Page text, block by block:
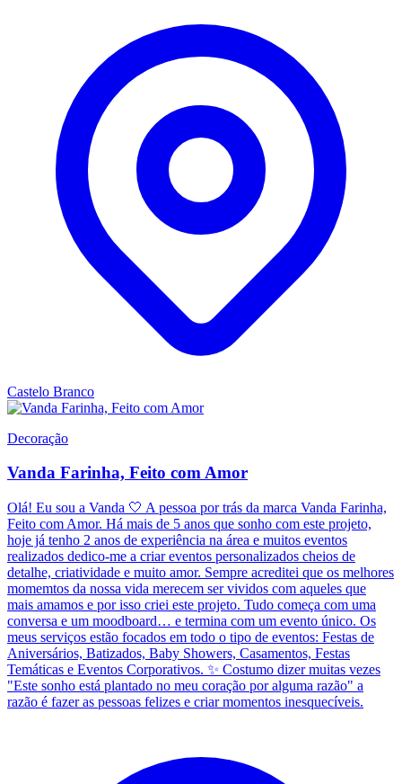
Castelo Branco
Decoração
Vanda Farinha, Feito com Amor
Olá! Eu sou a Vanda 🤍 A pessoa por trás da marca Vanda Farinha,
Feito com Amor. Há mais de 5 anos que sonho com este projeto,
hoje já tenho 2 anos de experiência na área e muitos eventos
realizados dedico-me a criar eventos personalizados cheios de
detalhe, criatividade e muito amor. Sempre acreditei que os melhores
momemtos da nossa vida merecem ser vividos com aqueles que
mais amamos e por isso criei este projeto. Tudo começa com uma
conversa e um moodboard… e termina com um evento único. Os
meus serviços estão focados em todo o tipo de eventos: Festas de
Aniversários, Batizados, Baby Showers, Casamentos, Festas
Temáticas e Eventos Corporativos. ✨ Costumo dizer muitas vezes
"Este sonho está plantado no meu coração por alguma razão" a
razão é fazer as pessoas felizes e criar momentos inesquecíveis.